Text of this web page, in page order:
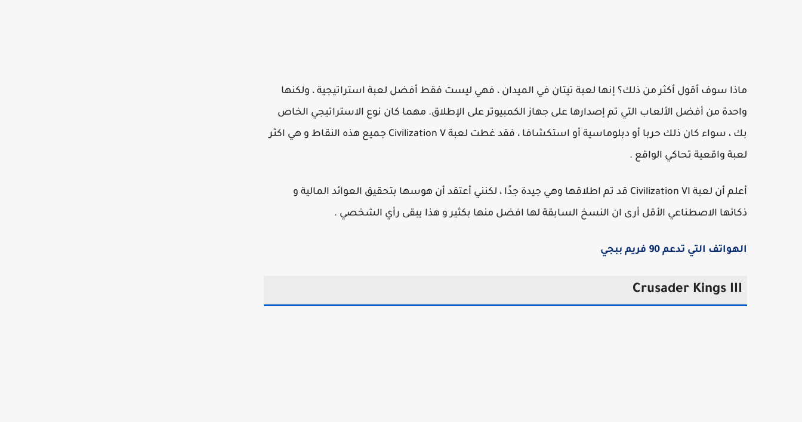
ماذا سوف أقول أكثر من ذلك؟ إنها لعبة تيتان في الميدان ، فهي ليست فقط أفضل لعبة استراتيجية ، ولكنها
واحدة من أفضل الألعاب التي تم إصدارها على جهاز الكمبيوتر على الإطلاق. مهما كان نوع الاستراتيجي الخاص
بك ، سواء كان ذلك حربا أو دبلوماسية أو استكشافا ، فقد غطت لعبة Civilization V جميع هذه النقاط و هي اكثر
لعبة واقعية تحاكي الواقع .
أعلم أن لعبة Civilization VI قد تم اطلاقها وهي جيدة جدًا ، لكنني أعتقد أن هوسها بتحقيق العوائد المالية و
ذكائها الاصطناعي الأقل أرى ان النسخ السابقة لها افضل منها بكثير و هذا يبقى رأي الشخصي .
الهواتف التي تدعم 90 فريم ببجي
Crusader Kings III